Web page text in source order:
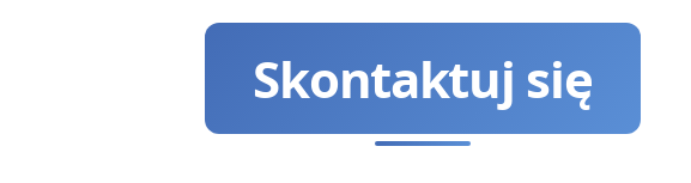
Skontaktuj się